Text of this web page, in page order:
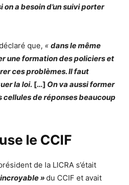
a besoin d’un suivi porter
que, « dans le même
une formation des policiers et
ces problèmes. Il faut
la loi. […] On va aussi former
cellules de réponses beaucoup
le CCIF
de la LICRA s’était
»du CCIF et avait